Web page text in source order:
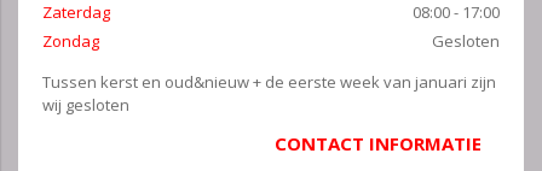
Zaterdag
08:00 - 17:00
Zondag
Gesloten
Tussen kerst en oud&nieuw + de eerste week van januari zijn
wij gesloten
CONTACT INFORMATIE